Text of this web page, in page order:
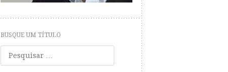
BUSQUE UM TÍTULO
Pesquisar